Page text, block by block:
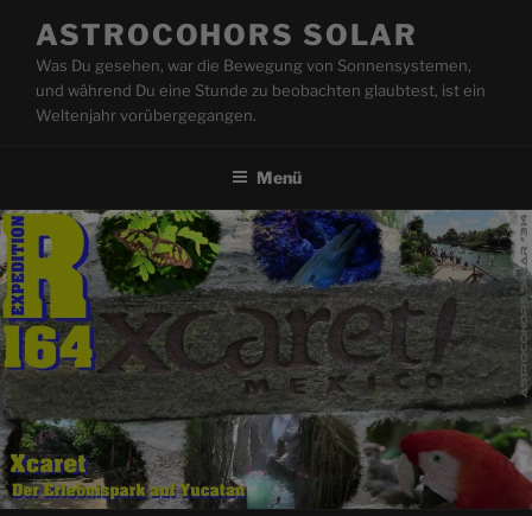
Inhalt
springen
ASTROCOHORS SOLAR
Was Du gesehen, war die Bewegung von Sonnensystemen,
und während Du eine Stunde zu beobachten glaubtest, ist ein
Weltenjahr vorübergegangen.
Menü